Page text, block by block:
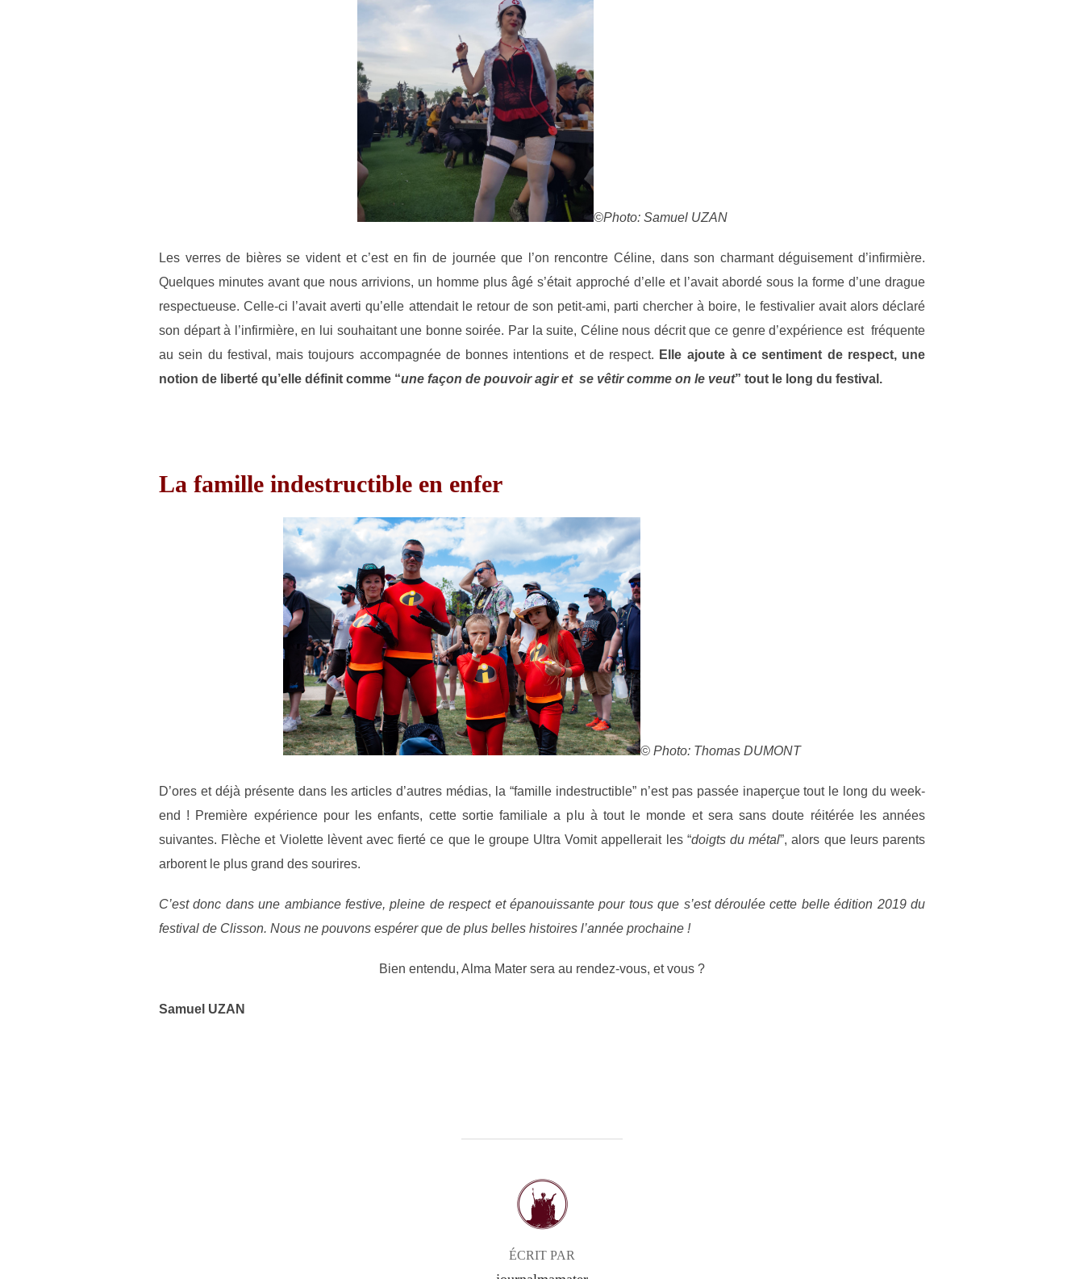
©Photo: Samuel UZAN
Les verres de bières se vident et c’est en fin de journée que l’on rencontre Céline, dans son charmant déguisement d’infirmière.
Quelques minutes avant que nous arrivions, un homme plus âgé s’était approché d’elle et l’avait abordé sous la forme d’une drague
respectueuse. Celle-ci l’avait averti qu’elle attendait le retour de son petit-ami, parti chercher à boire, le festivalier avait alors déclaré
son départ à l’infirmière, en lui souhaitant une bonne soirée. Par la suite, Céline nous décrit que ce genre d’expérience est fréquente
au sein du festival, mais toujours accompagnée de bonnes intentions et de respect. Elle ajoute à ce sentiment de respect, une
notion de liberté qu’elle définit comme “une façon de pouvoir agir et se vêtir comme on le veut” tout le long du festival.
La famille indestructible en enfer
© Photo: Thomas DUMONT
D’ores et déjà présente dans les articles d’autres médias, la “famille indestructible” n’est pas passée inaperçue tout le long du week-
end ! Première expérience pour les enfants, cette sortie familiale a plu à tout le monde et sera sans doute réitérée les années
suivantes. Flèche et Violette lèvent avec fierté ce que le groupe Ultra Vomit appellerait les “doigts du métal”, alors que leurs parents
arborent le plus grand des sourires.
C’est donc dans une ambiance festive, pleine de respect et épanouissante pour tous que s’est déroulée cette belle édition 2019 du
festival de Clisson. Nous ne pouvons espérer que de plus belles histoires l’année prochaine !
Bien entendu, Alma Mater sera au rendez-vous, et vous ?
Samuel UZAN
AUTEUR DE LA PUBLICATION
ÉCRIT PAR